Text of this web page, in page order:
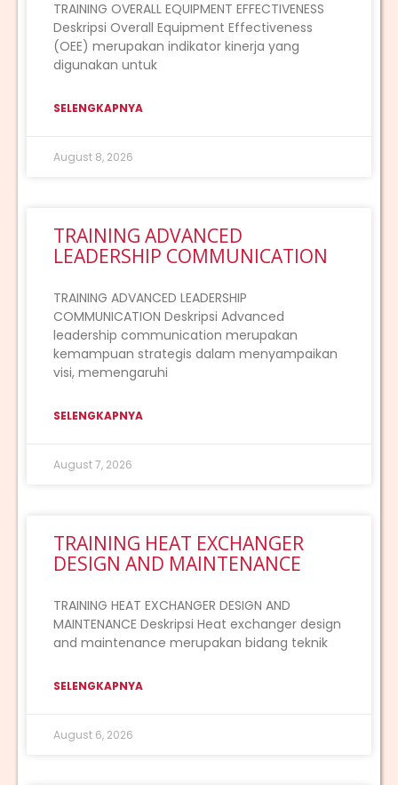
TRAINING OVERALL EQUIPMENT EFFECTIVENESS
Deskripsi Overall Equipment Effectiveness
(OEE) merupakan indikator kinerja yang
digunakan untuk
SELENGKAPNYA
August 8, 2026
TRAINING ADVANCED
LEADERSHIP COMMUNICATION
TRAINING ADVANCED LEADERSHIP
COMMUNICATION Deskripsi Advanced
leadership communication merupakan
kemampuan strategis dalam menyampaikan
visi, memengaruhi
SELENGKAPNYA
August 7, 2026
TRAINING HEAT EXCHANGER
DESIGN AND MAINTENANCE
TRAINING HEAT EXCHANGER DESIGN AND
MAINTENANCE Deskripsi Heat exchanger design
and maintenance merupakan bidang teknik
SELENGKAPNYA
August 6, 2026